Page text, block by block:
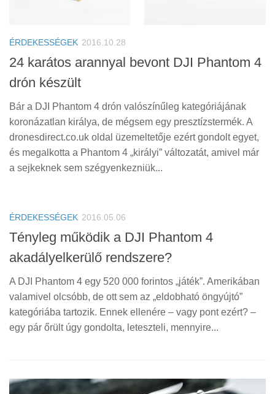
Érdekességek
Helyszíni Riport
E-BB
ÉRDEKESSÉGEK 2016.10.28
24 karátos arannyal bevont DJI Phantom 4
drón készült
Bár a DJI Phantom 4 drón valószínűleg kategóriájának
koronázatlan királya, de mégsem egy presztízstermék. A
dronesdirect.co.uk oldal üzemeltetője ezért gondolt egyet,
és megalkotta a Phantom 4 „királyi” változatát, amivel már
a sejkeknek sem szégyenkezniük...
ÉRDEKESSÉGEK 2016.05.06
Tényleg működik a DJI Phantom 4
akadályelkerülő rendszere?
A DJI Phantom 4 egy 520 000 forintos „játék”. Amerikában
valamivel olcsóbb, de ott sem az „eldobható öngyújtó”
kategóriába tartozik. Ennek ellenére – vagy pont ezért? –
egy pár őrült úgy gondolta, leteszteli, mennyire...